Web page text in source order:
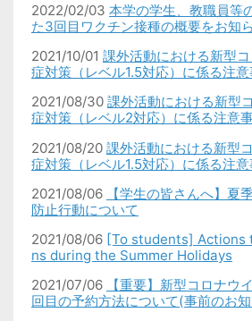
2022/02/03 本学の学生、教職員等
た3回目ワクチン接種の概要をお知
2021/10/01 課外活動における新型
症対策（レベル1.5対応）に係る注
2021/08/30 課外活動における新型
症対策（レベル2対応）に係る注意
2021/08/20 課外活動における新型
症対策（レベル1.5対応）に係る注
2021/08/06
【学生の皆さんへ】夏
防止行動について
2021/08/06 [To students] Actions
ns during the Summer Holidays
2021/07/06
【重要】新型コロナウ
回目の予約方法について(事前のお